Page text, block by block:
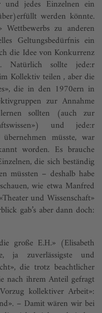
und jedes Einzelnen ein
werden könnte.
zu anderen
Geltungsbedürfnis ein
die Idee von Konkurrenz
Natürlich sollte jede:r
Kollektiv teilen , aber die
die in den 1970ern in
zur Annahme
sollten (auch zur
und jede:r
müsste, war
worden. Es brauche
die sich beständig
müssten – deshalb habe
wie etwa Manfred
und Wissenschaft»
gab’s aber dann doch:
große E.H.» (Elisabeth
ja zuverlässigste und
die trotz beachtlicher
nach ihrem Anteil gefragt
kollektiver Arbeit»:
– Damit wären wir bei